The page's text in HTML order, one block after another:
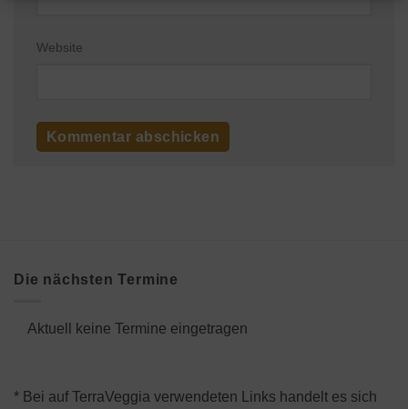
Website
Die nächsten Termine
Aktuell keine Termine eingetragen
* Bei auf TerraVeggia verwendeten Links handelt es sich